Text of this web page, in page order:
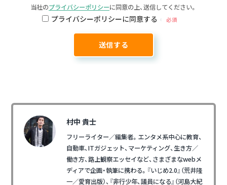
当社のプライバシーポリシーに同意の上、送信してください。
プライバシーポリシーに同意する 必須
村中 貴士
フリーライター／編集者。エンタメ系中心に教育、
自動車、ITガジェット、マーケティング、生き方／
働き方、路上観察エッセイなど、さまざまなwebメ
ディアで企画・執筆に携わる。『いじめ2.0』（荒井隆
一／愛育出版）、『非行少年、議員になる』（河島大紀